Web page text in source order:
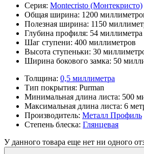
Серия: Montecristo (Монтекристо)
Общая ширина: 1200
Полезная ширина: 1150
Глубина профиля: 54 миллиметра
Шаг ступени: 400 миллиметров
Высота ступеньки: 30
Ширина бокового замка: 50
Толщина: 0,5 миллиметра
Тип покрытия: Purman
Минимальная длина листа: 500
Максимальная длина листа: 6
Производитель: Металл Профиль
Степень блеска: Глянцевая
У данного товара еще нет ни одного